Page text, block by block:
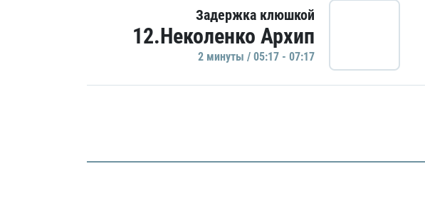
Задержка клюшкой
12.Неколенко Архип
2 минуты / 05:17 - 07:17